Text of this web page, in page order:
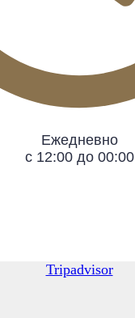
Ежедневно
с 12:00 до 00:00
Tripadvisor